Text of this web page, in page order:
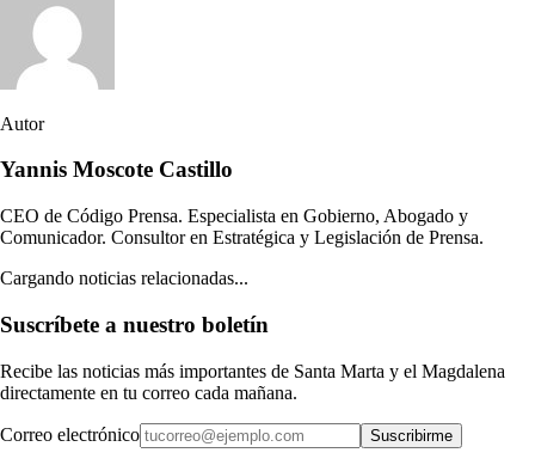
Autor
Yannis Moscote Castillo
CEO de Código Prensa. Especialista en Gobierno, Abogado y
Comunicador. Consultor en Estratégica y Legislación de Prensa.
Cargando noticias relacionadas...
Suscríbete a nuestro boletín
Recibe las noticias más importantes de Santa Marta y el Magdalena
directamente en tu correo cada mañana.
Correo electrónico Suscribirme